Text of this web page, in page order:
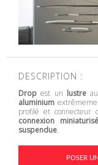
DESCRIPTION :
Drop est un lustre
aluminium
profilé et connecteur
connexion
suspendue.
POSER